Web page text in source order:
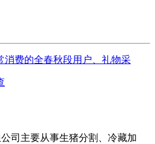
消费的全春秋段用户、礼物采
司主要从事生猪分割、冷藏加